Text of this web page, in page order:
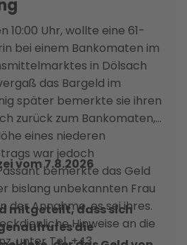
10:00 Uhr, wollte eine 61-
bei einem Bankomaten im
in Dölsach
das Bargeld im
später bemerkte sie ihren
zurück zum Bankomaten,
eines niederen
war jedoch
bemerkte das Geld
bislang unbekannten Frau
der Annahme, es sei ihres.
Hinweise an die
unter Tel. +43
vom 7.8.2026
mitgeteilt, dass sich
die